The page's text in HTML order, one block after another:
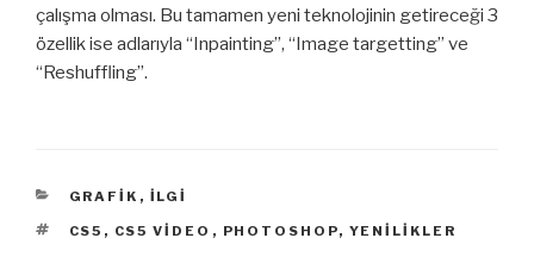
çalışma olması. Bu tamamen yeni teknolojinin getireceği 3
özellik ise adlarıyla “Inpainting”, “Image targetting” ve
“Reshuffling”.
KATEGORILER
GRAFIK , İLGI
ETIKETLER
CS5 , CS5 VIDEO , PHOTOSHOP, YENILIKLER